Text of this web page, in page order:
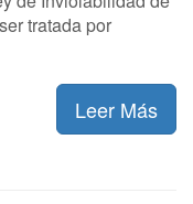
tratada por
Leer Más